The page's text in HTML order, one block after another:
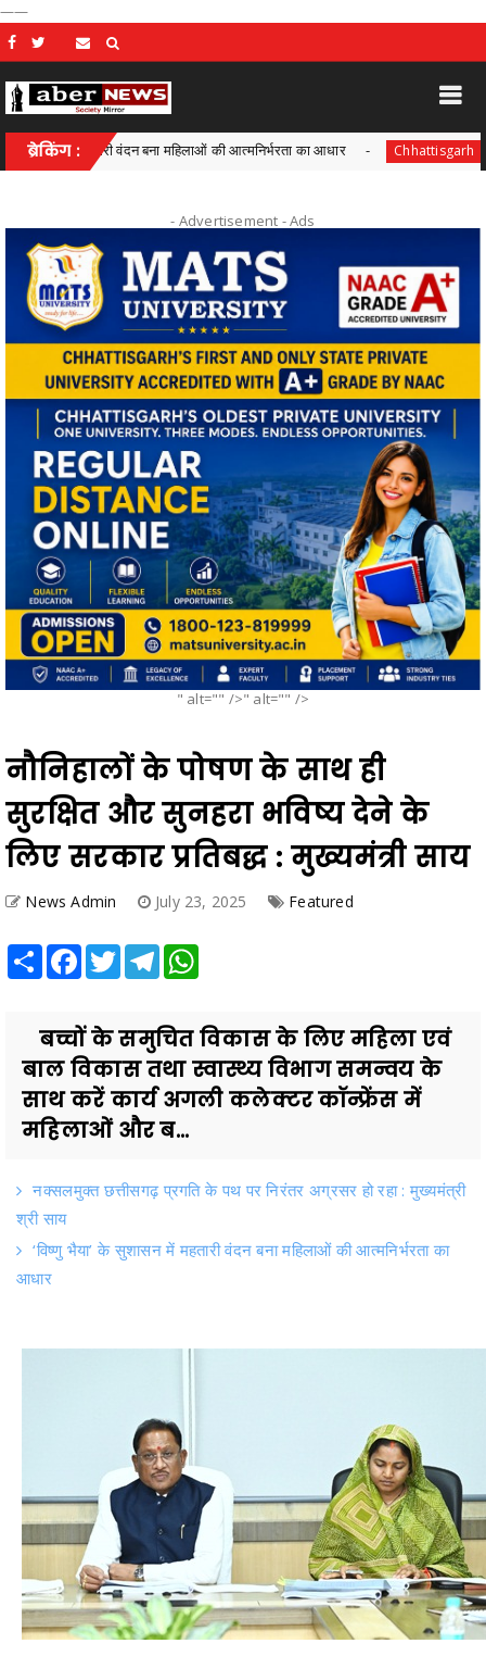
——
ब्रेकिंग :
वंदन बना महिलाओं की आत्मनिर्भरता का आधार Chhattisgarh आयुक्त वीबी -
- Advertisement -Ads
" alt="" />" alt="" />
नौनिहालों के पोषण के साथ ही
सुरक्षित और सुनहरा भविष्य देने के
लिए सरकार प्रतिबद्ध : मुख्यमंत्री साय
News Admin July 23, 2025 Featured
Share Facebook
TwitterTelegram
बच्चों के समुचित विकास के लिए महिला एवं
बाल विकास तथा स्वास्थ्य विभाग समन्वय के
साथ करें कार्य अगली कलेक्टर कॉन्फ्रेंस में
महिलाओं और ब...
नक्सलमुक्त छत्तीसगढ़ प्रगति के पथ पर निरंतर अग्रसर हो रहा : मुख्यमंत्री
श्री साय
‘विष्णु भैया’ के सुशासन में महतारी वंदन बना महिलाओं की आत्मनिर्भरता का
आधार